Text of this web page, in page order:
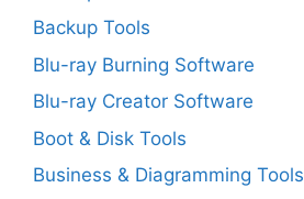
Backup Tools
Blu-ray Burning Software
Blu-ray Creator Software
Boot & Disk Tools
Business & Diagramming Tools